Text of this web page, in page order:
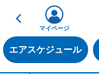
戻る
エアスケジュール
マイページ